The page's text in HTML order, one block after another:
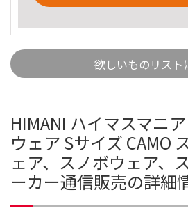
欲しいものリスト
HIMANI ハイマスマニ
ウェア Sサイズ CAMO
ェア、スノボウェア、
ーカー通信販売の詳細